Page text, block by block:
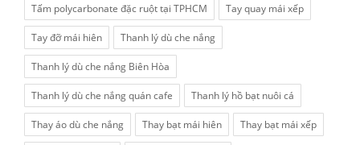
Tấm polycarbonate đặc ruột tại TPHCM Tay quay mái xếp
Tay đỡ mái hiên Thanh lý dù che nắng
Thanh lý dù che nắng Biên Hòa
Thanh lý dù che nắng quán cafe Thanh lý hồ bạt nuôi cá
Thay áo dù che nắng Thay bạt mái hiên Thay bạt mái xếp